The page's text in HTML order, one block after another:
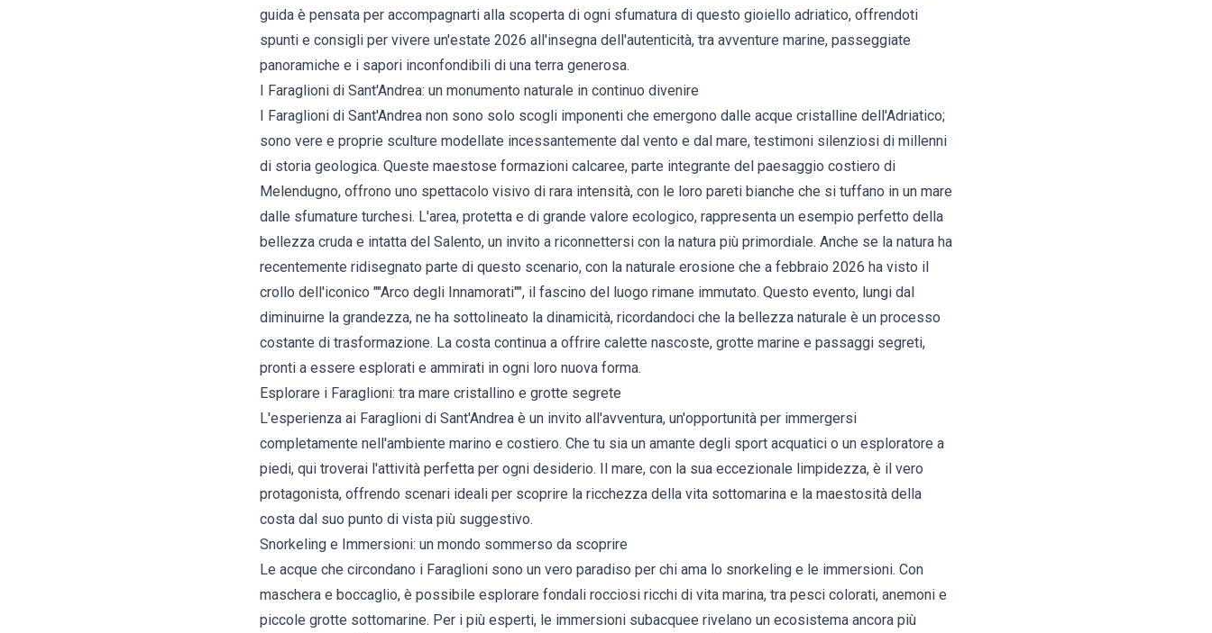
guida è pensata per accompagnarti alla scoperta di ogni sfumatura di questo gioiello adriatico, offrendoti
spunti e consigli per vivere un'estate 2026 all'insegna dell'autenticità, tra avventure marine, passeggiate
panoramiche e i sapori inconfondibili di una terra generosa.
I Faraglioni di Sant'Andrea: un monumento naturale in continuo divenire
I Faraglioni di Sant'Andrea non sono solo scogli imponenti che emergono dalle acque cristalline dell'Adriatico;
sono vere e proprie sculture modellate incessantemente dal vento e dal mare, testimoni silenziosi di millenni
di storia geologica. Queste maestose formazioni calcaree, parte integrante del paesaggio costiero di
Melendugno, offrono uno spettacolo visivo di rara intensità, con le loro pareti bianche che si tuffano in un mare
dalle sfumature turchesi. L'area, protetta e di grande valore ecologico, rappresenta un esempio perfetto della
bellezza cruda e intatta del Salento, un invito a riconnettersi con la natura più primordiale. Anche se la natura ha
recentemente ridisegnato parte di questo scenario, con la naturale erosione che a febbraio 2026 ha visto il
crollo dell'iconico ""Arco degli Innamorati"", il fascino del luogo rimane immutato. Questo evento, lungi dal
diminuirne la grandezza, ne ha sottolineato la dinamicità, ricordandoci che la bellezza naturale è un processo
costante di trasformazione. La costa continua a offrire calette nascoste, grotte marine e passaggi segreti,
pronti a essere esplorati e ammirati in ogni loro nuova forma.
Esplorare i Faraglioni: tra mare cristallino e grotte segrete
L'esperienza ai Faraglioni di Sant'Andrea è un invito all'avventura, un'opportunità per immergersi
completamente nell'ambiente marino e costiero. Che tu sia un amante degli sport acquatici o un esploratore a
piedi, qui troverai l'attività perfetta per ogni desiderio. Il mare, con la sua eccezionale limpidezza, è il vero
protagonista, offrendo scenari ideali per scoprire la ricchezza della vita sottomarina e la maestosità della
costa dal suo punto di vista più suggestivo.
Snorkeling e Immersioni: un mondo sommerso da scoprire
Le acque che circondano i Faraglioni sono un vero paradiso per chi ama lo snorkeling e le immersioni. Con
maschera e boccaglio, è possibile esplorare fondali rocciosi ricchi di vita marina, tra pesci colorati, anemoni e
piccole grotte sottomarine. Per i più esperti, le immersioni subacquee rivelano un ecosistema ancora più